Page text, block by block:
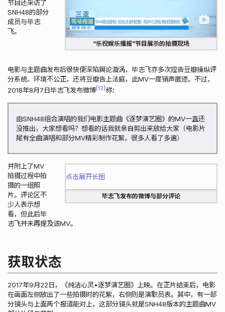
“乐视娱乐播报”节目展示的拍摄现场
节目还采访了
SNH48的部分
成员与毕志
飞。
电影与主题曲发布后很快便深陷舆论漩涡，毕志飞亦多次控告豆瓣操纵评
分系统、环境不公正，还将豆瓣告上法庭，此MV一度销声匿迹。不过，
2018年8月7日毕志飞发布微博 12 称：
由SNH48组合演唱的我们电影主题曲《逐梦演艺圈》的MV一直还
没推出，大家想看吗？想看的话我就亲自剪出来放给大家（电影片
尾有全曲演唱和部分MV精彩制作花絮，很多人看了多遍）
点击展开长图
毕志飞发布的微博与部分评论
并附上了MV
拍摄过程中拍
摄的一组照
片。评论区不
少人表示想
看，但此后毕
志飞并未再提及该MV。
获取状态
2017年9月22日，《纯洁心灵•逐梦演艺圈》上映。在正片结束后，电影
在画面左侧放出了一些拍摄时的花絮，右侧则是演职员表。其中，有一部
分镜头与上面两个报道能对上，这部分镜头就是SNH48版本的主题曲MV